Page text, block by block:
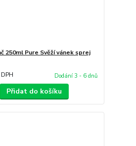
250ml Pure Svěží vánek sprej
Dodání 3 - 6 dnů
Přidat do košíku